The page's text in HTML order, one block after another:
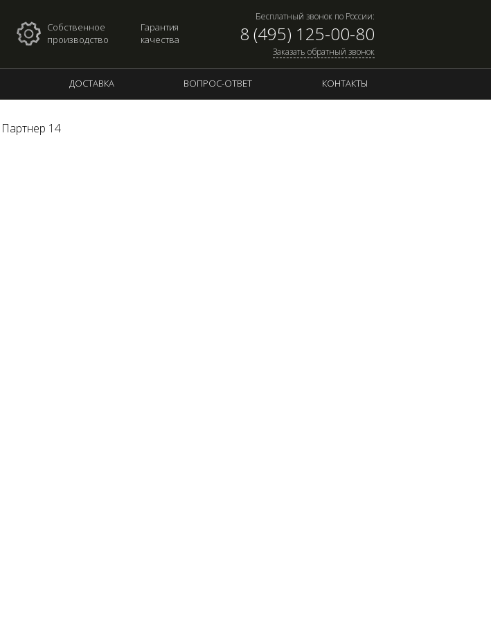
Собственное
производство
Гарантия
качества
Бесплатный звонок по России:
8 (495) 125-00-80
Заказать обратный звонок
ДОСТАВКА ВОПРОС-ОТВЕТ КОНТАКТЫ
Партнер 14